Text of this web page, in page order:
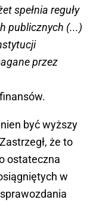
spełnia reguły
publicznych (...)
przez
być wyższy
że to
ostateczna
w